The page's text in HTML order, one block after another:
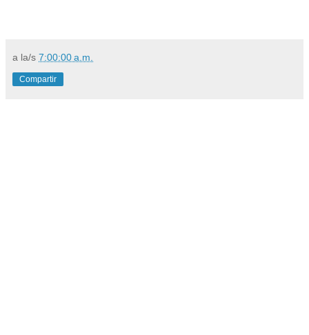
a la/s 7:00:00 a.m.
Compartir